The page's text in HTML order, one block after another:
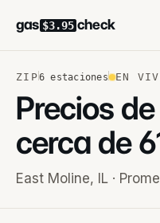
gas $3.95 check
ZIP6 estaciones EN
Precios
cerca de
East Moline, IL ·